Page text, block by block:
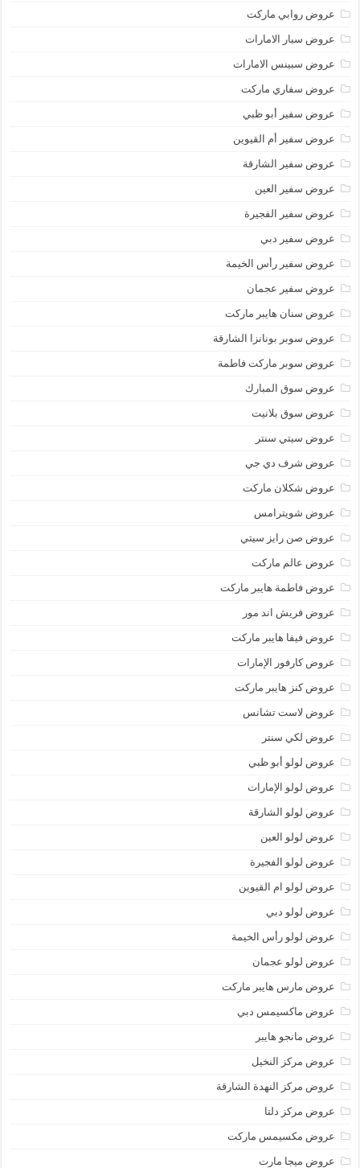
عروض روابي ماركت
عروض سبار الامارات
عروض سبينس الامارات
عروض سفاري ماركت
عروض سفير أبو ظبي
عروض سفير أم القيوين
عروض سفير الشارقة
عروض سفير العين
عروض سفير الفجيرة
عروض سفير دبي
عروض سفير رأس الخيمة
عروض سفير عجمان
عروض سنان هايبر ماركت
عروض سوبر بونانزا الشارقة
عروض سوبر ماركت فاطمة
عروض سوق المبارك
عروض سوق بلانيت
عروض سيتي سنتر
عروض شرف دي جي
عروض شكلان ماركت
عروض شويترامس
عروض صن رايز سيتي
عروض عالم ماركت
عروض فاطمة هايبر ماركت
عروض فريش اند مور
عروض فيفا هايبر ماركت
عروض كارفور الإمارات
عروض كنز هايبر ماركت
عروض لاست تشانس
عروض لكي سنتر
عروض لولو أبو ظبي
عروض لولو الإمارات
عروض لولو الشارقة
عروض لولو العين
عروض لولو الفجيرة
عروض لولو ام القيوين
عروض لولو دبي
عروض لولو رأس الخيمة
عروض لولو عجمان
عروض مارس هايبر ماركت
عروض ماكسيمس دبي
عروض مانجو هايبر
عروض مركز النخيل
عروض مركز النهدة الشارقة
عروض مركز دلتا
عروض مكسيمس ماركت
عروض ميجا مارت